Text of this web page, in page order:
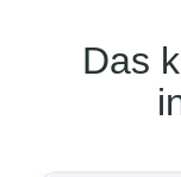
Das